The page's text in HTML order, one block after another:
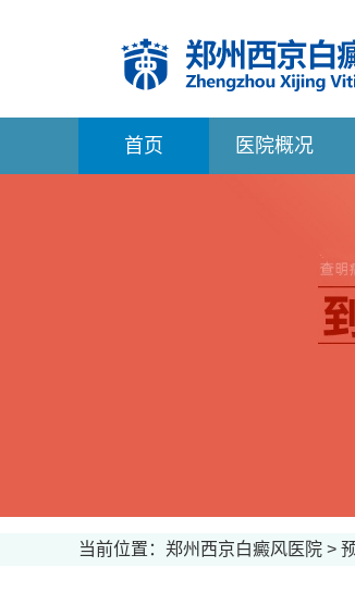
首 页 医院概况
当前位置： 郑州西京白癜风医院 >